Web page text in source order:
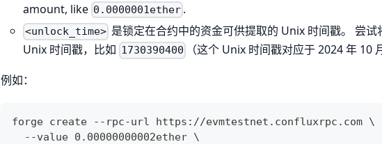
amount, like 0.0000001ether .
<unlock_time> 是锁定在合约中的资金可供提取的 Unix 时间戳。 尝
Unix 时间戳，比如 1730390400
（这个 Unix 时间戳对应于 2024 年 10
例如：
forge create --rpc-url https://evmtestnet.confluxrpc.com \
  --value 0.00000000002ether \